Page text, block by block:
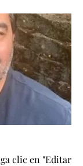
clic en "Editar